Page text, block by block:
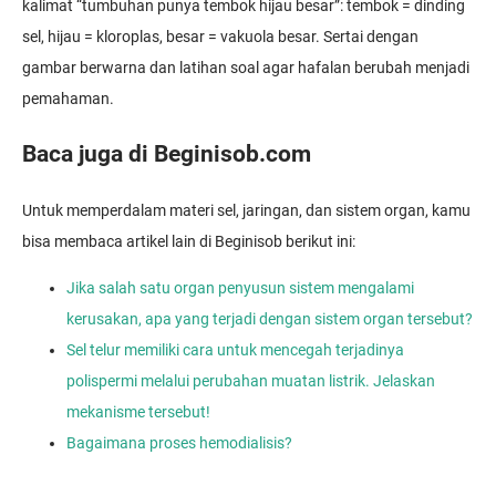
kalimat “tumbuhan punya tembok hijau besar”: tembok = dinding
sel, hijau = kloroplas, besar = vakuola besar. Sertai dengan
gambar berwarna dan latihan soal agar hafalan berubah menjadi
pemahaman.
Baca juga di Beginisob.com
Untuk memperdalam materi sel, jaringan, dan sistem organ, kamu
bisa membaca artikel lain di Beginisob berikut ini:
Jika salah satu organ penyusun sistem mengalami
kerusakan, apa yang terjadi dengan sistem organ tersebut?
Sel telur memiliki cara untuk mencegah terjadinya
polispermi melalui perubahan muatan listrik. Jelaskan
mekanisme tersebut!
Bagaimana proses hemodialisis?